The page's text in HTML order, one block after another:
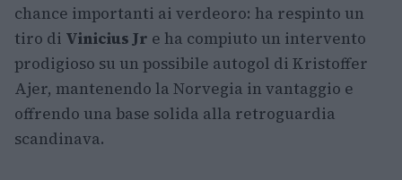
chance importanti ai verdeoro: ha respinto un
tiro di Vinicius Jr e ha compiuto un intervento
prodigioso su un possibile autogol di Kristoffer
Ajer, mantenendo la Norvegia in vantaggio e
offrendo una base solida alla retroguardia
scandinava.